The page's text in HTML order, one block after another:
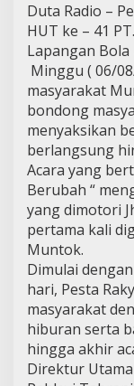
Duta Radio –
HUT ke – 41
Lapangan
Minggu ( 06/
masyarakat
bondong
menyaksikan
berlangsung
Acara yang
Berubah “
yang dimotori
pertama kali
Muntok.
Dimulai
hari, Pesta
masyarakat
hiburan serta
hingga akhir
Direktur